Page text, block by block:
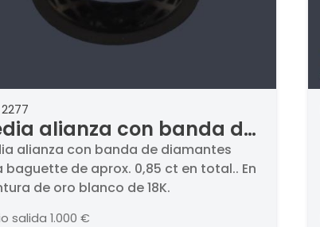
alianza con banda de
talla baguette de
0,85 ct en total.
alianza con banda de diamantes
baguette de aprox. 0,85 ct en total.. En
de oro blanco de 18K.
salida 1.000 €